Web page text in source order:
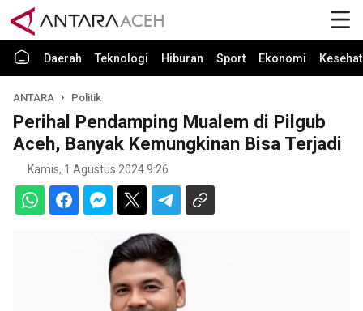
Daerah Teknologi Hiburan Sport Ekonomi
ANTARA Politik
Perihal Pendamping Mualem di Pilgub
Aceh, Banyak Kemungkinan Bisa Terjadi
Kamis, 1 Agustus 2024 9:26